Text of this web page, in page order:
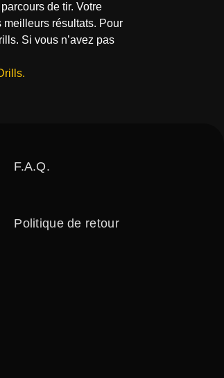
de tir. Votre
meilleurs résultats. Pour
Si vous n’avez pas
F.A.Q.
Politique de retour